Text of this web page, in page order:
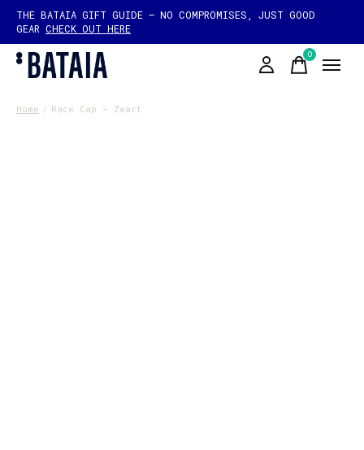
THE BATAIA GIFT GUIDE — NO COMPROMISES, JUST GOOD
GEAR CHECK OUT HERE
0items
Home / Race Cap - Zwart